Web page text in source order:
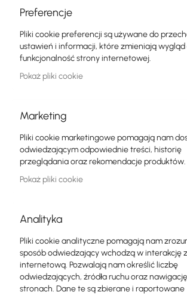
Switch
Punkty dostępowe
Kable koncentryczne
Zasilanie
GPON
Kable LAN
Routery LAN
Licencje MikroTik
Monitoring, Smart Home IoT
Ubiquiti Ethernet Surge Protector
(ETH-SP-GEN2)
37,69 zł
Preferencje
Pliki cookie preferencji są używane do
ustawień i informacji, które zmieniają wygląd
funkcjonalność strony internetowej.
Pokaż pliki cookie
Marketing
Pliki cookie marketingowe pomagają nam
odwiedzającym odpowiednie treści, historię
przeglądania oraz rekomendacje produktów.
Pokaż pliki cookie
Analityka
Pliki cookie analityczne pomagają nam
sposób odwiedzający wchodzą w interakcję
internetową. Pozwalają nam określić liczbę
odwiedzających, źródła ruchu oraz
stronach. Dane te są zbierane i raportowane